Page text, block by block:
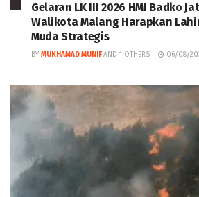
Gelaran LK III 2026 HMI Badko
Walikota Malang Harapkan
Muda Strategis
BY MUKHAMAD MUNIF AND 1 OTHERS 06/08/